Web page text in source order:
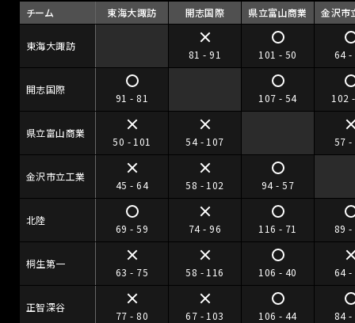
チーム 東海大諏訪 開志国際 県立富山商業 金沢市
東海大諏訪
81 - 91 101 - 50 64 -
開志国際
91 - 81 107 - 54 102
県立富山商業
50 - 101 54 - 107 57 -
金沢市立工業
45 - 64 58 - 102 94 - 57
北陸
69 - 59 74 - 96 116 - 71 89
桐生第一
63 - 75 58 - 116 106 - 40 64 -
正智深谷
77 - 80 67 - 103 106 - 44 84